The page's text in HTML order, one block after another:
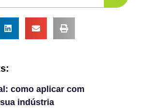
como aplicar com
indústria